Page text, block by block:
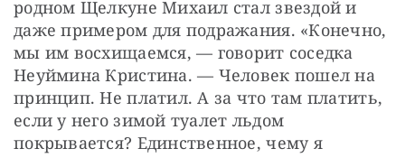
родном Щелкуне Михаил стал звездой и
даже примером для подражания. «Конечно,
мы им восхищаемся, — говорит соседка
Неуймина Кристина. — Человек пошел на
принцип. Не платил. А за что там платить,
если у него зимой туалет льдом
покрывается? Единственное, чему я